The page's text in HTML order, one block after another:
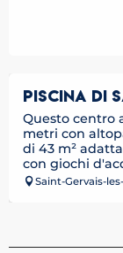
PISCINA DI
Questo centro
metri con
di 43 m²
con giochi
Saint-Gervais-